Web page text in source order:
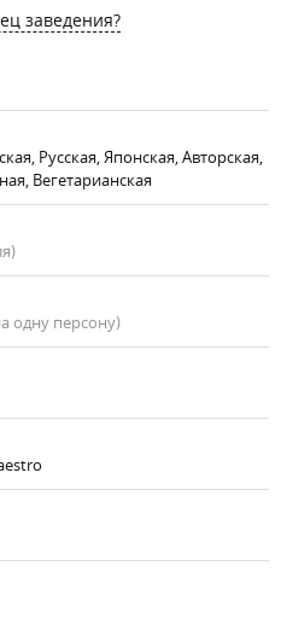
заведения?
Русская, Японская, Авторская,
Вегетарианская
одну персону)